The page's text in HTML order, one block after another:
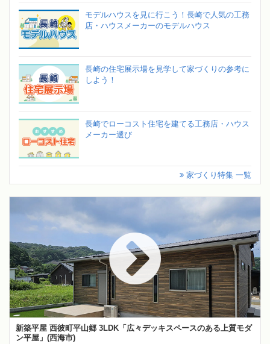
モデルハウスを見に行こう！長崎で人気の工務
店・ハウスメーカーのモデルハウス
長崎の住宅展示場を見学して家づくりの参考に
しよう！
長崎でローコスト住宅を建てる工務店・ハウス
メーカー選び
家づくり特集 一覧
新築平屋 西彼町平山郷 3LDK「広々デッキスペースのある上質モダ
ン平屋」(西海市)